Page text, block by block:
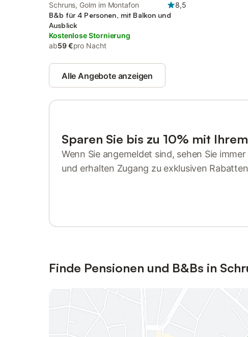
Schruns, Golm im Montafon
8,5
B&b für 4 Personen, mit Balkon und
Ausblick
Kostenlose Stornierung
ab59 €pro Nacht
Alle Angebote anzeigen
Sparen Sie bis zu 10% mit
Wenn Sie angemeldet sind, sehen Sie
und erhalten Zugang zu exklusiven
Finde Pensionen und B&Bs in